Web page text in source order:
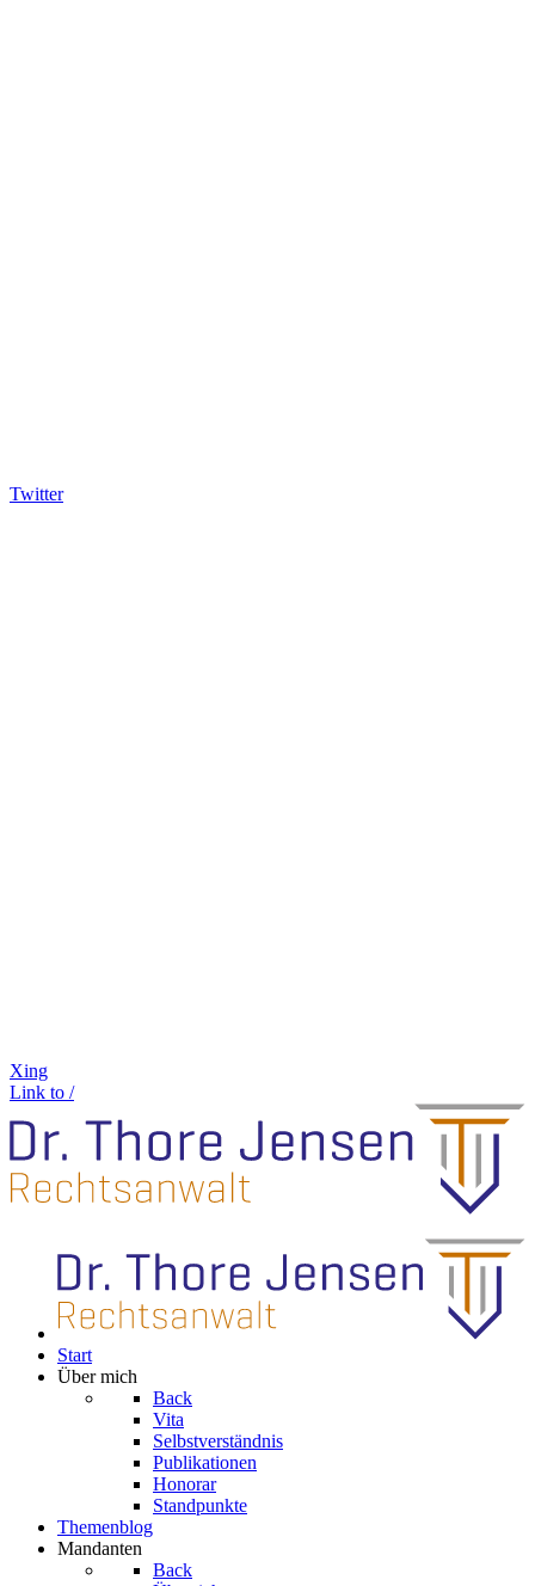
Twitter
Xing
Link to /
Start
Über mich
Back
Vita
Selbstverständnis
Publikationen
Honorar
Standpunkte
Themenblog
Mandanten
Back